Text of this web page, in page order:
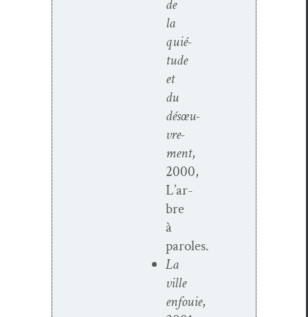
de
la
quié­
tude
et
du
désœu­
vre­
ment,
2000,
L’ar­
bre
à
paroles.
La
ville
enfouie,